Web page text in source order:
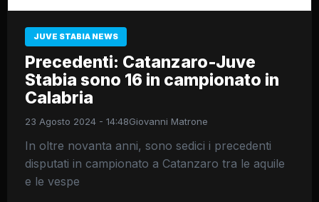
JUVE STABIA NEWS
Precedenti: Catanzaro-Juve
Stabia sono 16 in campionato in
Calabria
23 Agosto 2024 - 14:48Giovanni Matrone
In oltre novanta anni, sono sedici i precedenti
disputati in campionato a Catanzaro tra le aquile
e le vespe